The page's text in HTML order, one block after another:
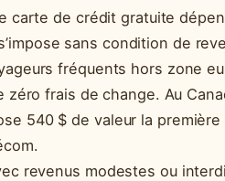
carte de crédit gratuite
sans condition de
fréquents hors zone
zéro frais de change. Au
540 $ de valeur la
revenus modestes ou